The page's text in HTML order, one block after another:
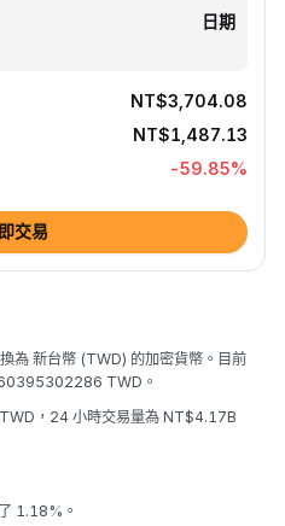
日期
NT$3,704.08
NT$1,487.13
-59.85%
交易
為 新台幣 (TWD) 的加密貨幣。目前
TWD。
，24 小時交易量為 NT$4.17B
1.18%。